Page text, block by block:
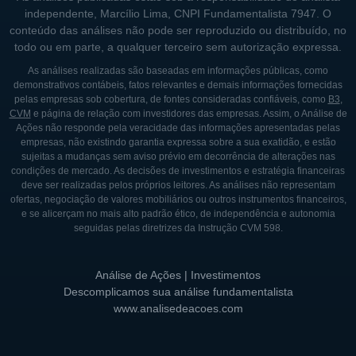
em um ambiente dinâmico.
independente, Marcílio Lima, CNPI Fundamentalista 7947. O
conteúdo das análises não pode ser reproduzido ou distribuído, no
todo ou em parte, a qualquer terceiro sem autorização expressa.
As análises realizadas são baseadas em informações públicas, como
demonstrativos contábeis, fatos relevantes e demais informações fornecidas
pelas empresas sob cobertura, de fontes consideradas confiáveis, como B3,
CVM e página de relação com investidores das empresas. Assim, o Análise de
Ações não responde pela veracidade das informações apresentadas pelas
empresas, não existindo garantia expressa sobre a sua exatidão, e estão
sujeitas a mudanças sem aviso prévio em decorrência de alterações nas
condições de mercado. As decisões de investimentos e estratégia financeiras
deve ser realizadas pelos próprios leitores. As análises não representam
ofertas, negociação de valores mobiliários ou outros instrumentos financeiros,
e se alicerçam no mais alto padrão ético, de independência e autonomia
seguidas pelas diretrizes da Instrução CVM 598.
Análise de Ações | Investimentos
Descomplicamos sua análise fundamentalista
www.analisedeacoes.com